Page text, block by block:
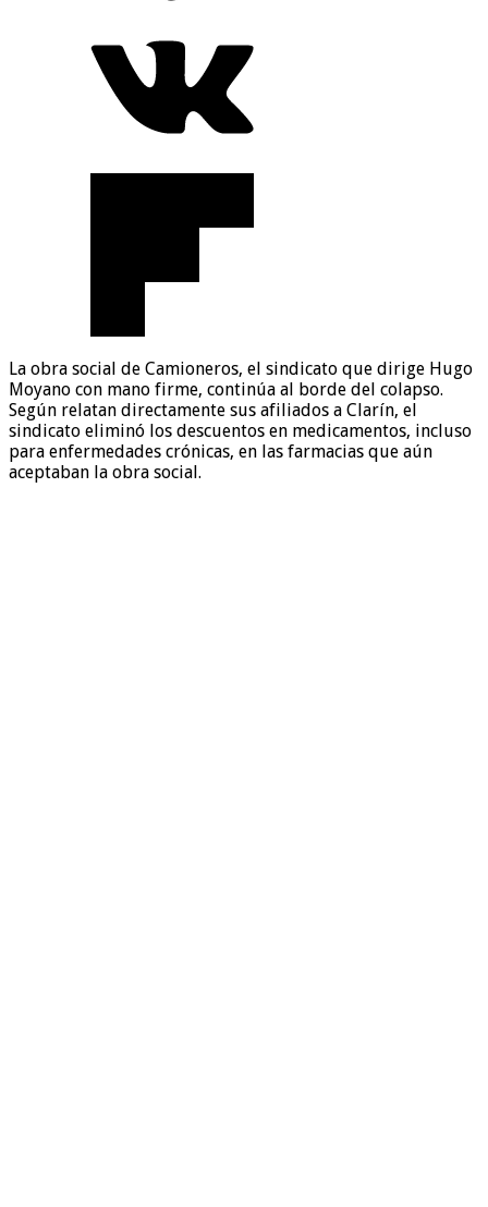
La obra social de Camioneros, el sindicato que dirige Hugo
Moyano con mano firme, continúa al borde del colapso.
Según relatan directamente sus afiliados a Clarín, el
sindicato eliminó los descuentos en medicamentos, incluso
para enfermedades crónicas, en las farmacias que aún
aceptaban la obra social.